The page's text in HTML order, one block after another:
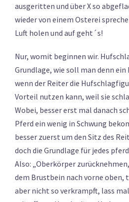
ausgeritten und über X so
wieder von einem Osterei
Luft holen und auf geht´s!
Nur, womit beginnen wir.
Grundlage, wie soll man denn
wenn der Reiter die
Vorteil nutzen kann, weil sie
Wobei, besser erst mal danach
Pferd ein wenig in Schwung
besser zuerst um den Sitz des
doch die Grundlage für jedes
Also: „Oberkörper
dem Brustbein nach vorne oben,
aber nicht so verkrampft, lass